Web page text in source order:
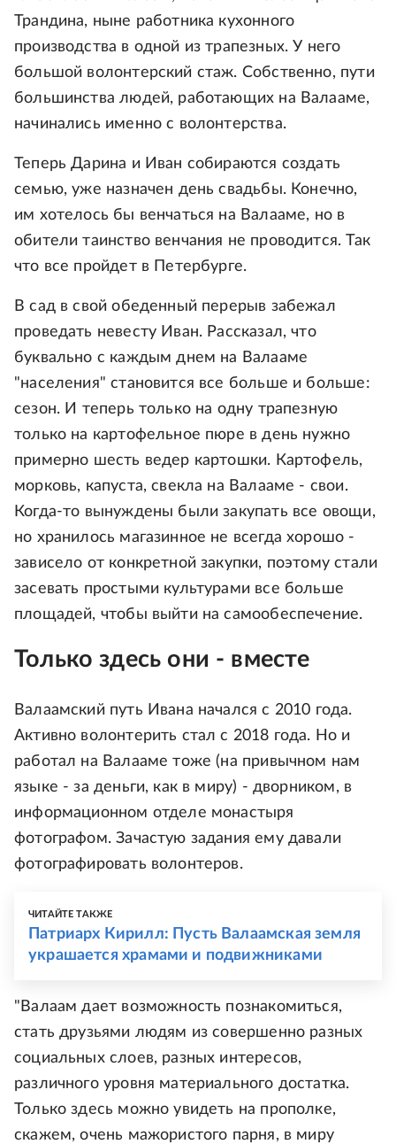
Трандина, ныне работника кухонного
производства в одной из трапезных. У него
большой волонтерский стаж. Собственно, пути
большинства людей, работающих на Валааме,
начинались именно с волонтерства.
Теперь Дарина и Иван собираются создать
семью, уже назначен день свадьбы. Конечно,
им хотелось бы венчаться на Валааме, но в
обители таинство венчания не проводится. Так
что все пройдет в Петербурге.
В сад в свой обеденный перерыв забежал
проведать невесту Иван. Рассказал, что
буквально с каждым днем на Валааме
"населения" становится все больше и больше:
сезон. И теперь только на одну трапезную
только на картофельное пюре в день нужно
примерно шесть ведер картошки. Картофель,
морковь, капуста, свекла на Валааме - свои.
Когда-то вынуждены были закупать все овощи,
но хранилось магазинное не всегда хорошо -
зависело от конкретной закупки, поэтому стали
засевать простыми культурами все больше
площадей, чтобы выйти на самообеспечение.
Только здесь они - вместе
Валаамский путь Ивана начался с 2010 года.
Активно волонтерить стал с 2018 года. Но и
работал на Валааме тоже (на привычном нам
языке - за деньги, как в миру) - дворником, в
информационном отделе монастыря
фотографом. Зачастую задания ему давали
фотографировать волонтеров.
ЧИТАЙТЕ ТАКЖЕ
Патриарх Кирилл: Пусть Валаамская земля
украшается храмами и подвижниками
"Валаам дает возможность познакомиться,
стать друзьями людям из совершенно разных
социальных слоев, разных интересов,
различного уровня материального достатка.
Только здесь можно увидеть на прополке,
скажем, очень мажористого парня, в миру